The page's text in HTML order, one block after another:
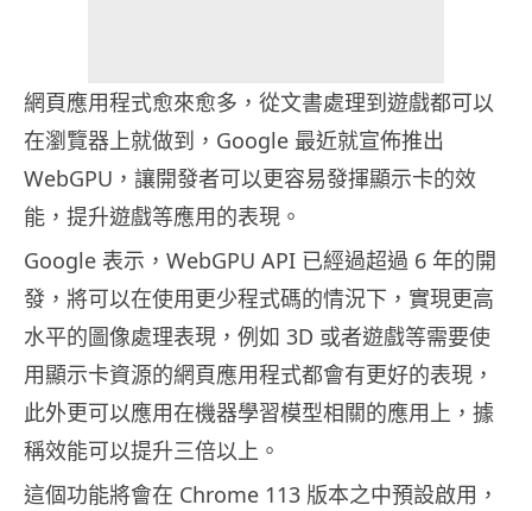
網頁應用程式愈來愈多，從文書處理到遊戲都可以
在瀏覽器上就做到，Google 最近就宣佈推出
WebGPU，讓開發者可以更容易發揮顯示卡的效
能，提升遊戲等應用的表現。
Google 表示，WebGPU API 已經過超過 6 年的開
發，將可以在使用更少程式碼的情況下，實現更高
水平的圖像處理表現，例如 3D 或者遊戲等需要使
用顯示卡資源的網頁應用程式都會有更好的表現，
此外更可以應用在機器學習模型相關的應用上，據
稱效能可以提升三倍以上。
這個功能將會在 Chrome 113 版本之中預設啟用，